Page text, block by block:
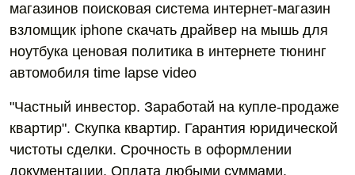
магазинов поисковая система интернет-магазин
взломщик iphone скачать драйвер на мышь для
ноутбука ценовая политика в интернете тюнинг
автомобиля time lapse video
"Частный инвестор. Заработай на купле-продаже
квартир". Скупка квартир. Гарантия юридической
чистоты сделки. Срочность в оформлении
документации. Оплата любыми суммами.